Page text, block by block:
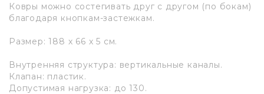
Ковры можно состегивать друг с другом (по бокам)
благодаря кнопкам-застежкам.
Размер: 188 х 66 х 5 см.
Внутренняя структура: вертикальные каналы.
Клапан: пластик.
Допустимая нагрузка: до 130.